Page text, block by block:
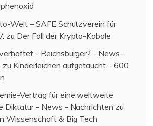
Welt – SAFE Schutzverein für
zu Der Fall der Krypto-Kabale
- Reichsbürger? - News -
zu Kinderleichen aufgetaucht – 600
Vertrag für eine weltweite
Diktatur - News - Nachrichten zu
Wissenschaft & Big Tech